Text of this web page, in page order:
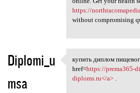
https://
without compromising
Diplomi_u
msa
купить диплом
купить диплом
href=https://prema365-
diploms.ru</a>.